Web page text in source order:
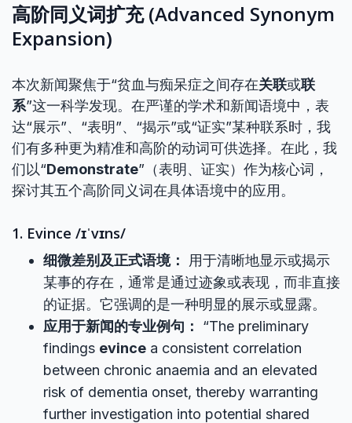
高阶同义词扩充 (Advanced Synonym
Expansion)
本次新闻聚焦于“贫血与痴呆症之间存在关联或联
系”这一科学发现。在严谨的学术和新闻语境中，表
达“展示”、“表明”、“揭示”或“证实”某种联系时，我
们有多种更为精准和高阶的动词可供选择。在此，我
们以“Demonstrate”（表明、证实）作为核心词，
探讨其五个高阶同义词在具体语境中的应用。
1. Evince /ɪˈvɪns/
细微差别及正式语境：
用于清晰地显示或揭示
某事的存在，通常是通过迹象或表现，而非直接
的证据。它强调的是一种明显的展示或显露。
应用于新闻的专业例句：
“The preliminary
findings evince a consistent correlation
between chronic anaemia and an elevated
risk of dementia onset, thereby warranting
further investigation into potential shared